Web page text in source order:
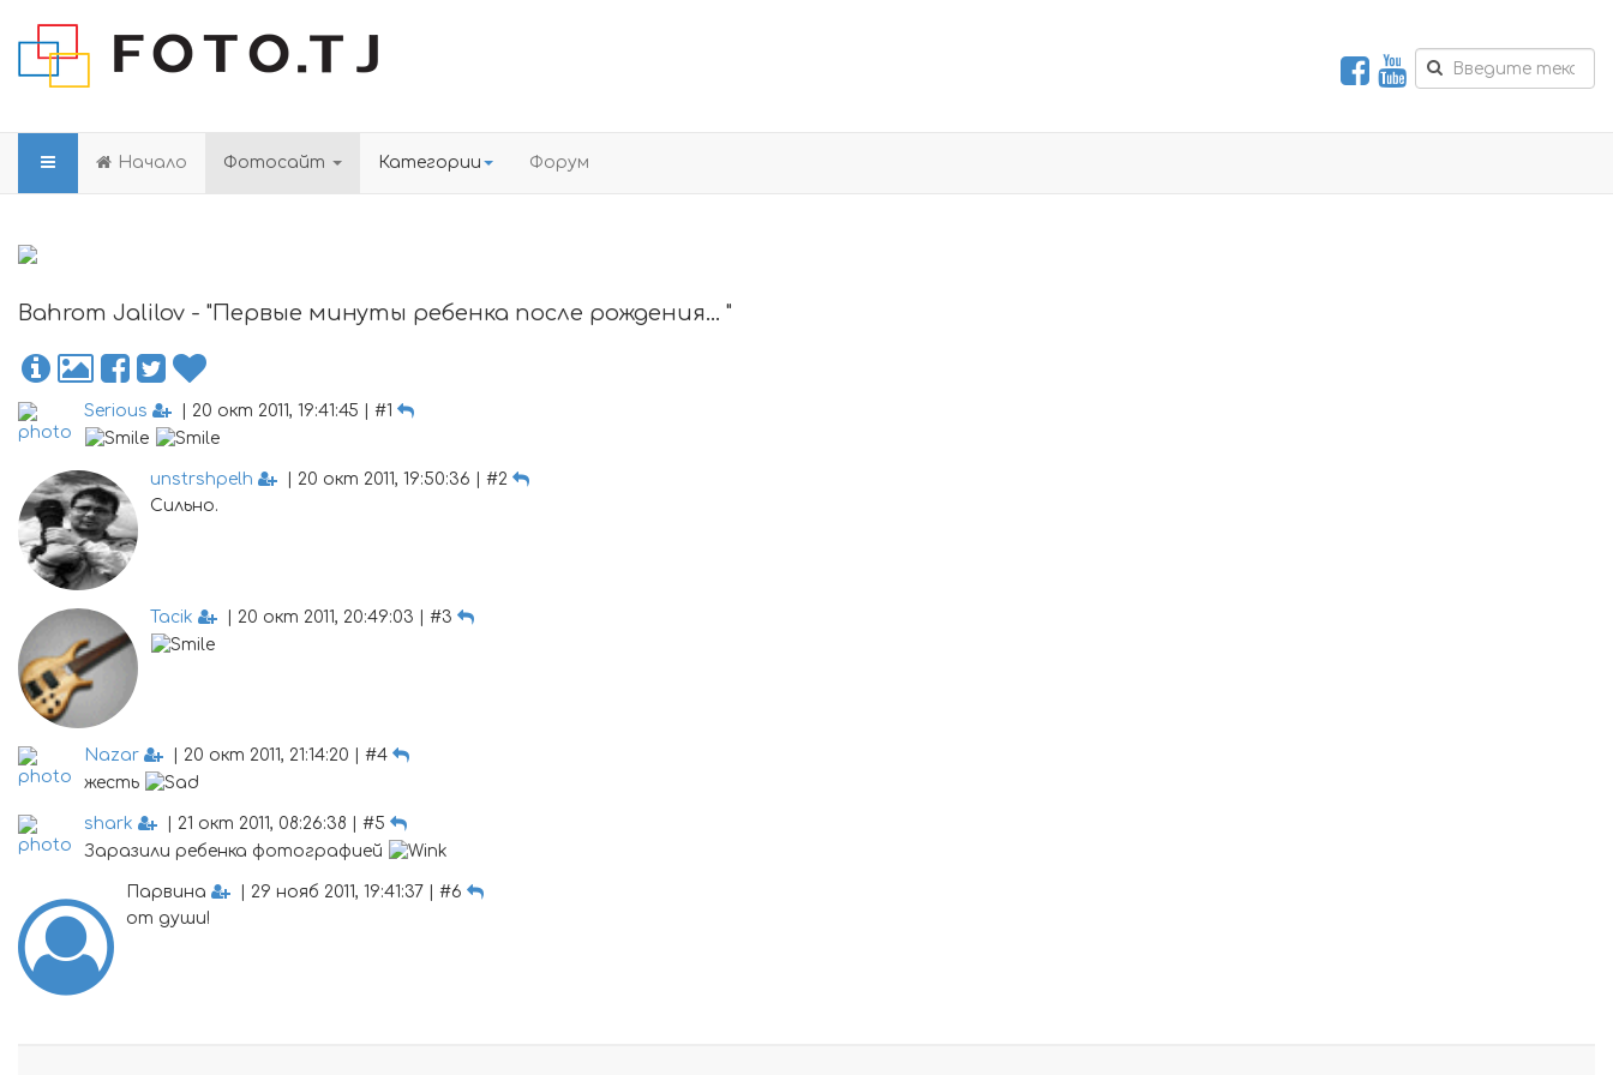
Начало Фотосайт Категории Форум
Bahrom Jalilov - "Первые минуты ребенка после рождения... "
Serious | 20 окт 2011, 19:41:45 | #1
unstrshpelh
| 20 окт 2011, 19:50:36 | #2
Сильно.
Tacik | 20 окт 2011, 20:49:03 | #3
Nazar
| 20 окт 2011, 21:14:20 | #4
жесть
shark
| 21 окт 2011, 08:26:38 | #5
Заразили ребенка фотографией
Парвина
| 29 нояб 2011, 19:41:37 | #6
от души!